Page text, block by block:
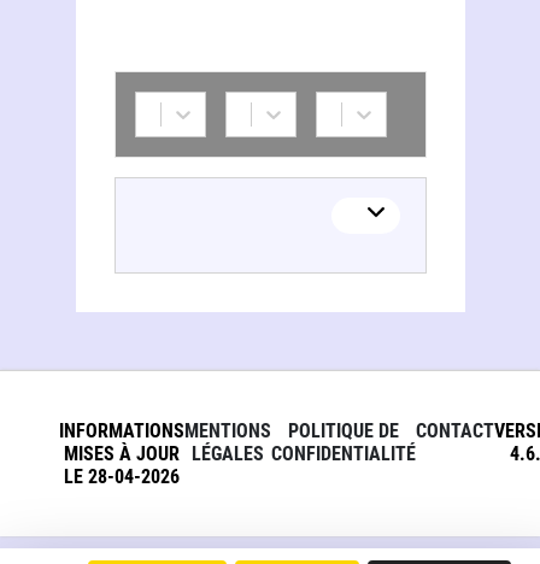
INFORMATIONS
MISES À JOUR
LE 28-04-2026
MENTIONS
LÉGALES
POLITIQUE DE
CONFIDENTIALITÉ
CONTACT